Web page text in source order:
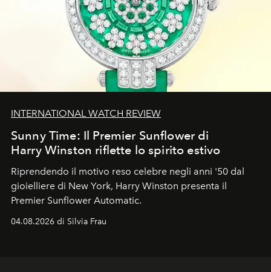
INTERNATIONAL WATCH REVIEW
Sunny Time: Il Premier Sunflower di
Harry Winston riflette lo spirito estivo
Riprendendo il motivo reso celebre negli anni '50 dal
gioielliere di New York, Harry Winston presenta il
Premier Sunflower Automatic.
04.08.2026 di Silvia Frau